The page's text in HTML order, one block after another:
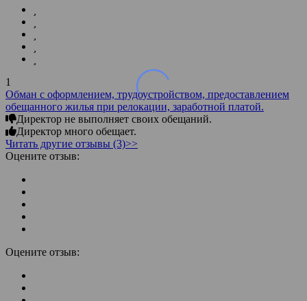
1
Обман с оформлением, трудоустройством, предоставлением
обещанного жилья при релокации, заработной платой.
Директор не выполняет своих обещаний.
Директор много обещает.
Читать другие отзывы (3)>>
Оцените отзыв:
Оцените отзыв: